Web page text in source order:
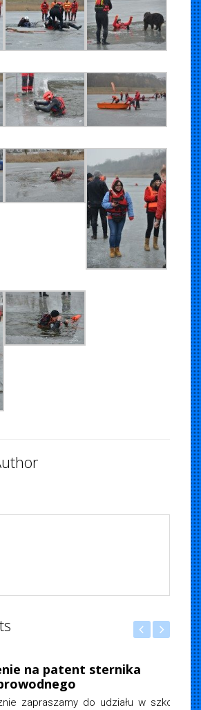
patent sternika
do udziału w szkoleniu na